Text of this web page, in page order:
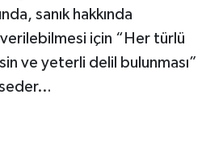
sanık hakkında
için “Her türlü
ve yeterli delil bulunması”